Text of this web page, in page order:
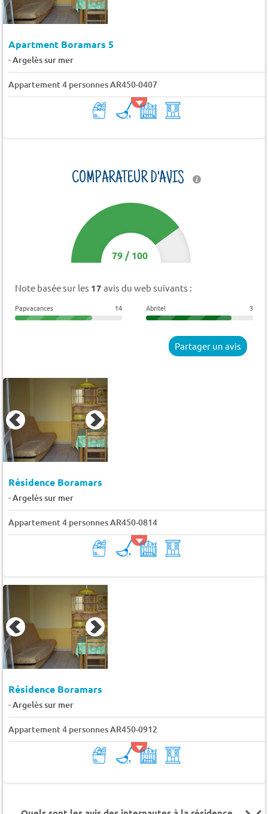
Apartment Boramars 5
-Argelès sur mer
Appartement 4 personnes AR450-0407
COMPARATEUR D'AVIS
79/100
Note basée sur les 17 avis du web suivants :
Papvacances 14 Abritel 3
Partager un avis
Résidence Boramars
-Argelès sur mer
Appartement 4 personnes AR450-0814
Résidence Boramars
-Argelès sur mer
Appartement 4 personnes AR450-0912